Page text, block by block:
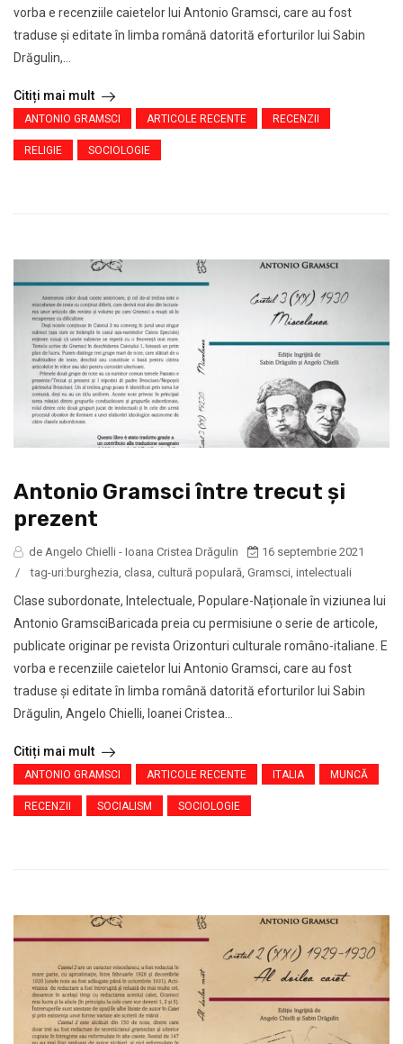
vorba e recenziile caietelor lui Antonio Gramsci, care au fost
traduse şi editate în limba română datorită eforturilor lui Sabin
Drăgulin,...
Citiți mai mult
ANTONIO GRAMSCI ARTICOLE RECENTE RECENZII
RELIGIE SOCIOLOGIE
Antonio Gramsci între trecut și
prezent
de Angelo Chielli - Ioana Cristea Drăgulin
16 septembrie 2021
/
tag-uri:burghezia, clasa, cultură populară, Gramsci, intelectuali
Clase subordonate, Intelectuale, Populare-Naționale în viziunea lui
Antonio GramsciBaricada preia cu permisiune o serie de articole,
publicate originar pe revista Orizonturi culturale româno-italiane. E
vorba e recenziile caietelor lui Antonio Gramsci, care au fost
traduse şi editate în limba română datorită eforturilor lui Sabin
Drăgulin, Angelo Chielli, Ioanei Cristea...
Citiți mai mult
ANTONIO GRAMSCI ARTICOLE RECENTE ITALIA MUNCĂ
RECENZII SOCIALISM SOCIOLOGIE